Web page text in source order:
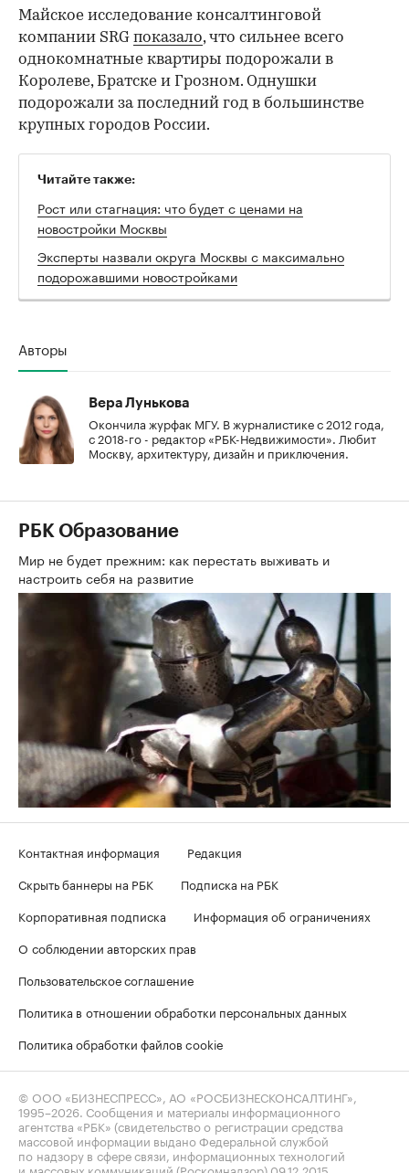
Майское исследование консалтинговой
компании SRG показало, что сильнее всего
однокомнатные квартиры подорожали в
Королеве, Братске и Грозном. Однушки
подорожали за последний год в большинстве
крупных городов России.
Читайте также:
Рост или стагнация: что будет с ценами на
новостройки Москвы
Эксперты назвали округа Москвы с максимально
подорожавшими новостройками
Авторы
Вера Лунькова
Окончила журфак МГУ. В журналистике с 2012 года,
с 2018-го - редактор «РБК-Недвижимости». Любит
Москву, архитектуру, дизайн и приключения.
РБК Образование
Мир не будет прежним: как перестать выживать и
настроить себя на развитие
Контактная информация
Редакция
Скрыть баннеры на РБК
Подписка на РБК
Корпоративная подписка
Информация об ограничениях
О соблюдении авторских прав
Пользовательское соглашение
Политика в отношении обработки персональных данных
Политика обработки файлов cookie
© ООО «БИЗНЕСПРЕСС», АО «РОСБИЗНЕСКОНСАЛТИНГ»,
1995–2026 . Сообщения и материалы информационного
агентства «РБК» (свидетельство о регистрации средства
массовой информации выдано Федеральной службой
по надзору в сфере связи, информационных технологий
и массовых коммуникаций (Роскомнадзор) 09.12.2015